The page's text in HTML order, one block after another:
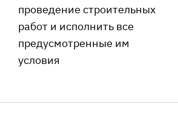
проведение строительных
работ и исполнить все
предусмотренные им
условия